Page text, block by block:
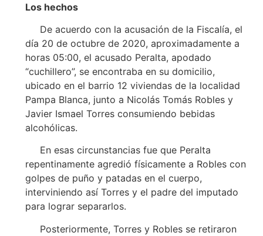
Los hechos
De acuerdo con la acusación de la Fiscalía, el
día 20 de octubre de 2020, aproximadamente a
horas 05:00, el acusado Peralta, apodado
“cuchillero”, se encontraba en su domicilio,
ubicado en el barrio 12 viviendas de la localidad
Pampa Blanca, junto a Nicolás Tomás Robles y
Javier Ismael Torres consumiendo bebidas
alcohólicas.
En esas circunstancias fue que Peralta
repentinamente agredió físicamente a Robles con
golpes de puño y patadas en el cuerpo,
interviniendo así Torres y el padre del imputado
para lograr separarlos.
Posteriormente, Torres y Robles se retiraron